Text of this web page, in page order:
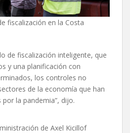
fiscalización en la Costa
de fiscalización inteligente, que
y una planificación con
los controles no
de la economía que han
la pandemia”, dijo.
de Axel Kicillof